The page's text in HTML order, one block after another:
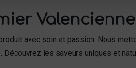
avec soin et passion. Nous
les saveurs uniques et